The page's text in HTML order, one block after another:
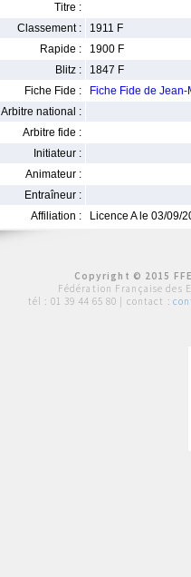
Titre :
Classement :
1911 F
Rapide :
1900 F
Blitz :
1847 F
Fiche Fide :
Fiche Fide de Jean-
Arbitre national :
Arbitre fide :
Initiateur :
Animateur :
Entraîneur :
Affiliation :
Licence A le 03/09/
Copyright © 2015
Fédération Française des
tél : 01 39 44 65 80 | contact :